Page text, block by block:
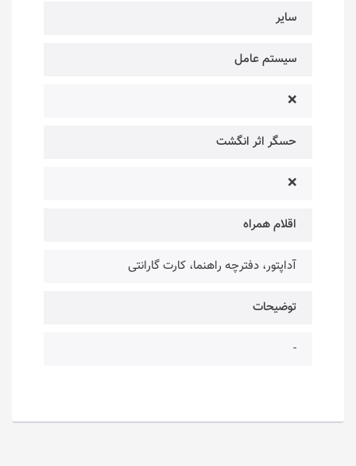
سایر
سیستم عامل
❌
حسگر اثر انگشت
❌
اقلام همراه
آداپتور، دفترچه راهنما، کارت گارانتی
توضیحات
-